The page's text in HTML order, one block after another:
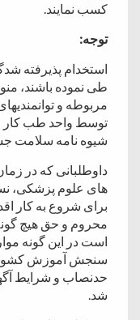
کسب نمایند.
توجه:
استخدام پذیرفته
طی نموده باشند،
مربوطه و
توسط واحد طب
شیوه نامه سلامت
داوطلبانی که در
های علوم پزشکی،
برای شروع به کار
محروم و حق هیچ
است در این گونه
سنجش آموزش کشور
حدنصاب و شرایط
شد.